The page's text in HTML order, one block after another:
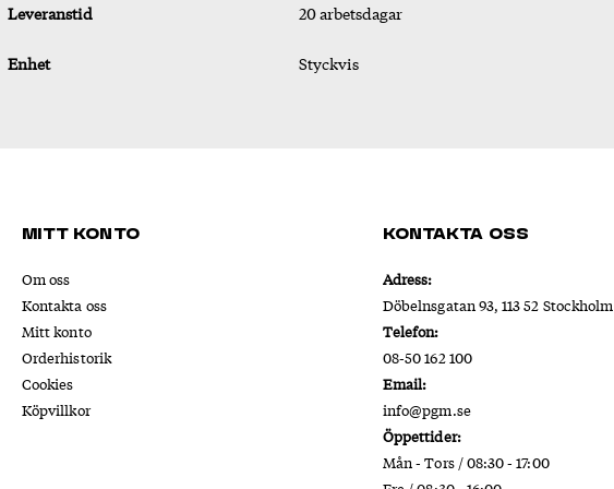
Leveranstid 20 arbetsdagar
Enhet Styckvis
Mitt konto
Om oss
Kontakta oss
Mitt konto
Orderhistorik
Cookies
Köpvillkor
Kontakta oss
Adress:
Döbelnsgatan 93, 113 52 Stockholm
Telefon:
08-50 162 100
Email:
info@pgm.se
Öppettider:
Mån - Tors / 08:30 - 17:00